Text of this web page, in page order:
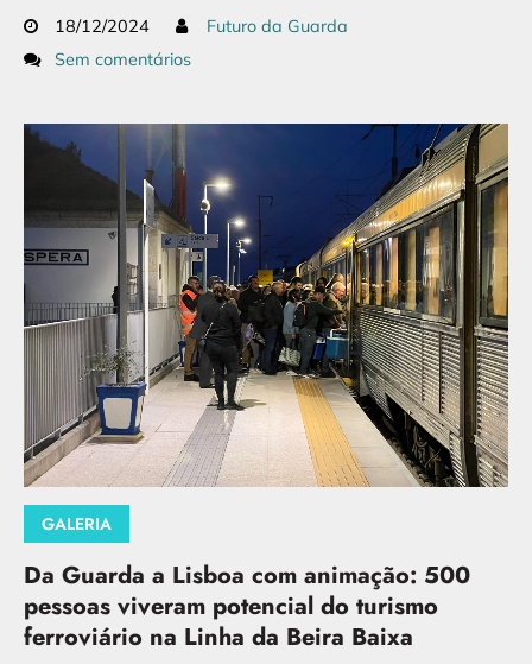
18/12/2024
Futuro da Guarda
Sem comentários
GALERIA
Da Guarda a Lisboa com animação: 500
pessoas viveram potencial do turismo
ferroviário na Linha da Beira Baixa